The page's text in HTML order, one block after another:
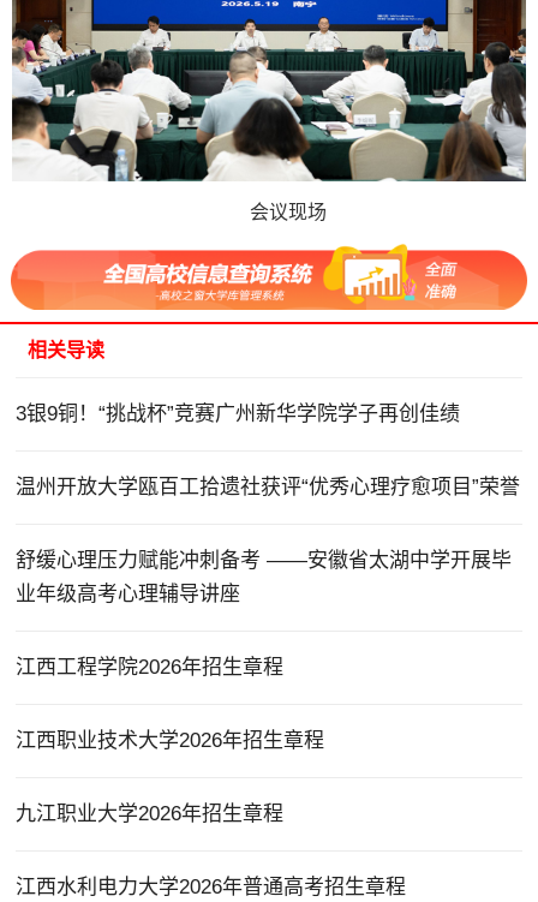
会议现场
相关导读
3银9铜！“挑战杯”竞赛广州新华学院学子再创佳绩
温州开放大学瓯百工拾遗社获评“优秀心理疗愈项目”荣誉
舒缓心理压力赋能冲刺备考 ——安徽省太湖中学开展毕
业年级高考心理辅导讲座
江西工程学院2026年招生章程
江西职业技术大学2026年招生章程
九江职业大学2026年招生章程
江西水利电力大学2026年普通高考招生章程